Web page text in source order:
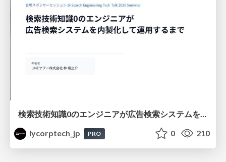
検索技術知識0のエンジニアが広告検索システムを内製化して運用するまで
lycorptech_jp
PRO 0 210